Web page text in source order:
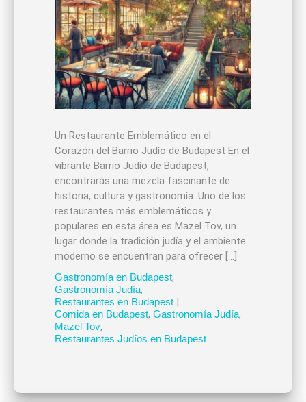
Un Restaurante Emblemático en el
Corazón del Barrio Judío de Budapest En el
vibrante Barrio Judío de Budapest,
encontrarás una mezcla fascinante de
historia, cultura y gastronomía. Uno de los
restaurantes más emblemáticos y
populares en esta área es Mazel Tov, un
lugar donde la tradición judía y el ambiente
moderno se encuentran para ofrecer […]
Gastronomía en Budapest,
Gastronomía Judía,
Restaurantes en Budapest|
Comida en Budapest, Gastronomía Judía,
Mazel Tov,
Restaurantes Judíos en Budapest